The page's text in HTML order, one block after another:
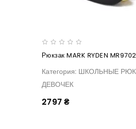
Рюкзак MARK RYDEN
Категория: ШКОЛЬНЫЕ
ДЕВОЧЕК
2797 ₴